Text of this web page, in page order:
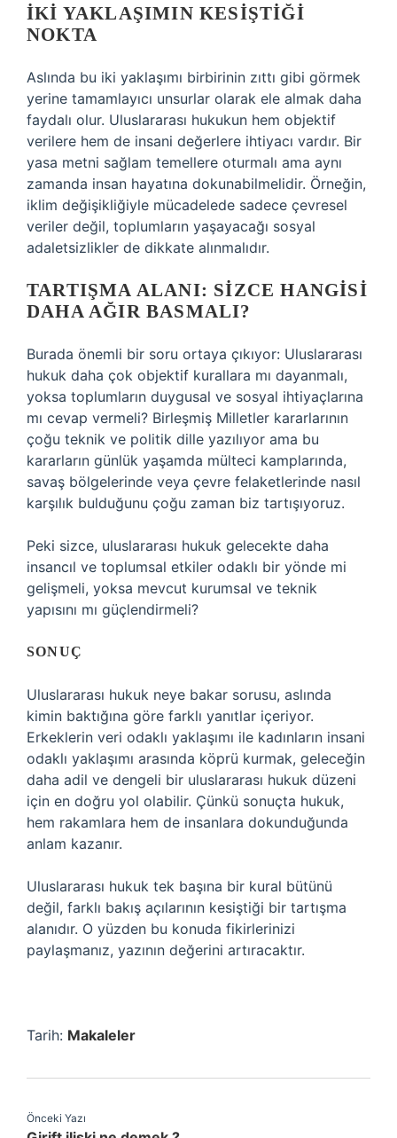
İKI YAKLAŞIMIN KESIŞTIĞI
NOKTA
Aslında bu iki yaklaşımı birbirinin zıttı gibi görmek
yerine tamamlayıcı unsurlar olarak ele almak daha
faydalı olur. Uluslararası hukukun hem objektif
verilere hem de insani değerlere ihtiyacı vardır. Bir
yasa metni sağlam temellere oturmalı ama aynı
zamanda insan hayatına dokunabilmelidir. Örneğin,
iklim değişikliğiyle mücadelede sadece çevresel
veriler değil, toplumların yaşayacağı sosyal
adaletsizlikler de dikkate alınmalıdır.
TARTIŞMA ALANI: SIZCE HANGISI
DAHA AĞIR BASMALI?
Burada önemli bir soru ortaya çıkıyor: Uluslararası
hukuk daha çok objektif kurallara mı dayanmalı,
yoksa toplumların duygusal ve sosyal ihtiyaçlarına
mı cevap vermeli? Birleşmiş Milletler kararlarının
çoğu teknik ve politik dille yazılıyor ama bu
kararların günlük yaşamda mülteci kamplarında,
savaş bölgelerinde veya çevre felaketlerinde nasıl
karşılık bulduğunu çoğu zaman biz tartışıyoruz.
Peki sizce, uluslararası hukuk gelecekte daha
insancıl ve toplumsal etkiler odaklı bir yönde mi
gelişmeli, yoksa mevcut kurumsal ve teknik
yapısını mı güçlendirmeli?
SONUÇ
Uluslararası hukuk neye bakar sorusu, aslında
kimin baktığına göre farklı yanıtlar içeriyor.
Erkeklerin veri odaklı yaklaşımı ile kadınların insani
odaklı yaklaşımı arasında köprü kurmak, geleceğin
daha adil ve dengeli bir uluslararası hukuk düzeni
için en doğru yol olabilir. Çünkü sonuçta hukuk,
hem rakamlara hem de insanlara dokunduğunda
anlam kazanır.
Uluslararası hukuk tek başına bir kural bütünü
değil, farklı bakış açılarının kesiştiği bir tartışma
alanıdır. O yüzden bu konuda fikirlerinizi
paylaşmanız, yazının değerini artıracaktır.
Tarih: Makaleler
Önceki Yazı